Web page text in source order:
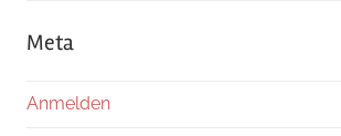
Meta
Anmelden